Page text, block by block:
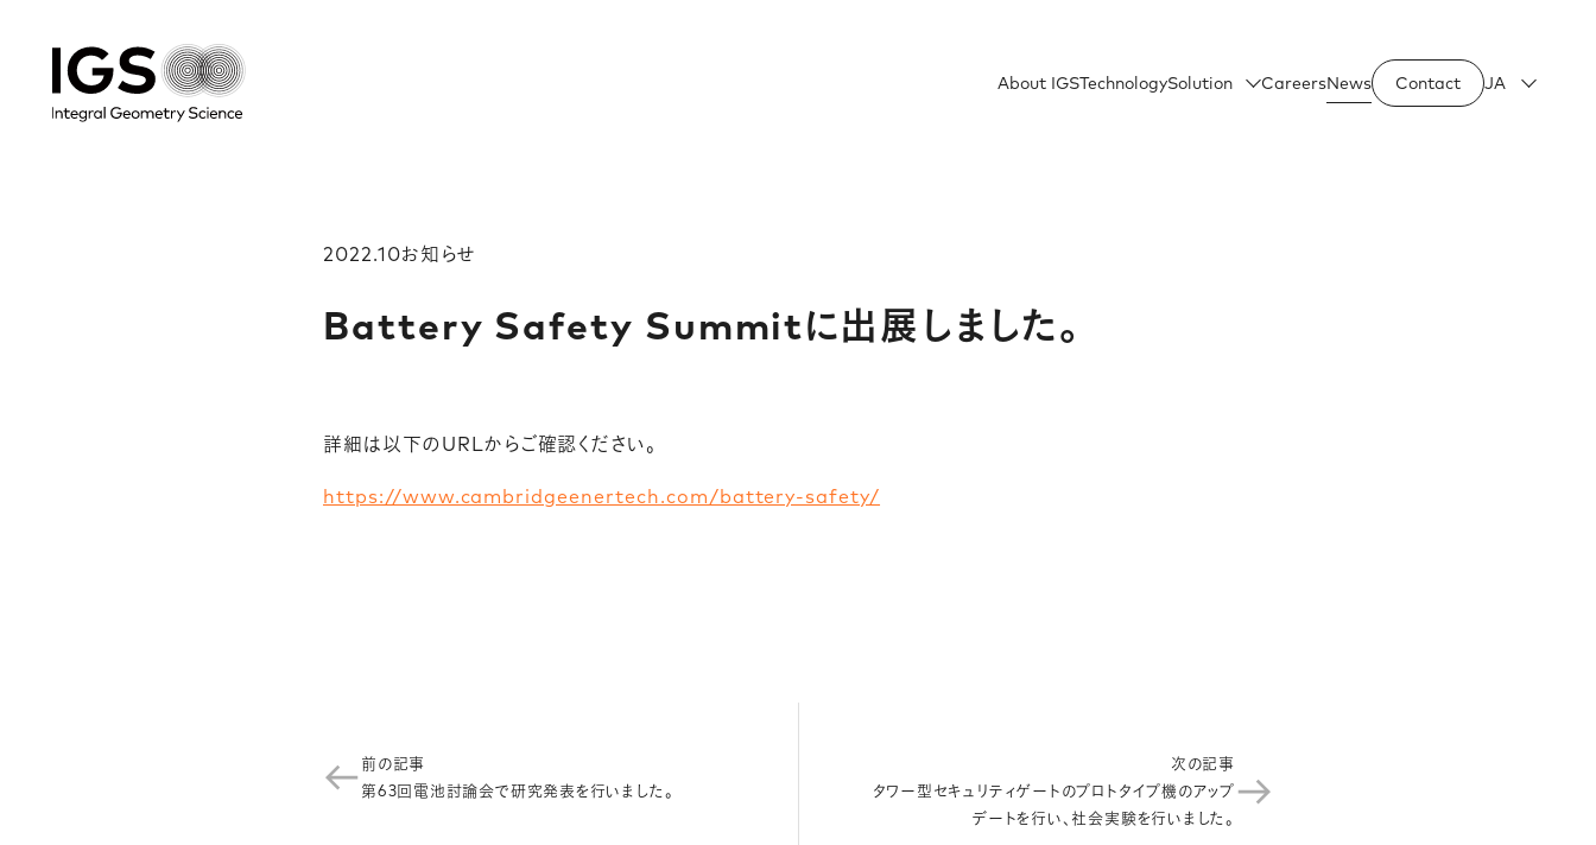
About IGSTechnologySolution CareersNews Contact JA
2022.10お知らせ
Battery Safety Summitに出展しました。
詳細は以下のURLからご確認ください。
https://www.cambridgeenertech.com/battery-safety/
前の記事
第63回電池討論会で研究発表を行いました。
次の記事
タワー型セキュリティゲートのプロトタイプ機のアップ
デートを行い、社会実験を行いました。